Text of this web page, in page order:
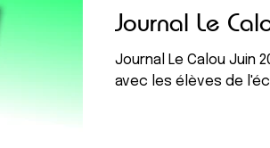
Journal Le
Journal Le Calou Juin
avec les élèves de